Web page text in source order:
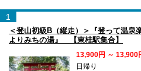
1
＜登山初級B（縦走）＞『登って温泉
よりみちの湯』 【東桂駅集合】
13,900円 ～ 13,900
日帰り